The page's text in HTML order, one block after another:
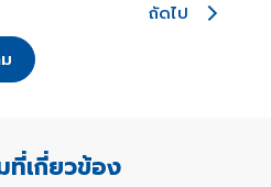
ถัดไป
ที่เกี่ยวข้อง